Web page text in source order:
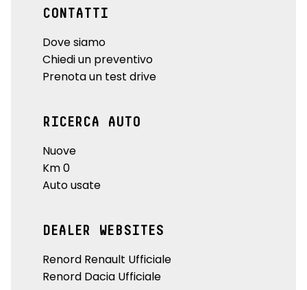
CONTATTI
Dove siamo
Chiedi un preventivo
Prenota un test drive
RICERCA AUTO
Nuove
Km 0
Auto usate
DEALER WEBSITES
Renord Renault Ufficiale
Renord Dacia Ufficiale